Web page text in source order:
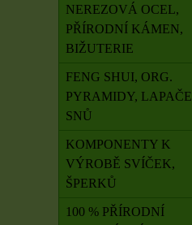
NEREZOVÁ OCEL,
PŘÍRODNÍ KÁMEN,
BIŽUTERIE
FENG SHUI, ORG.
PYRAMIDY, LAPAČE
SNŮ
KOMPONENTY K
VÝROBĚ SVÍČEK,
ŠPERKŮ
100 % PŘÍRODNÍ